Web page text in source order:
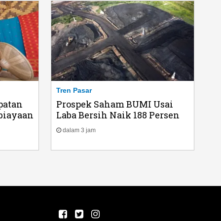
Tren Pasar
Prospek Saham BUMI Usai
Laba Bersih Naik 188 Persen
dalam 3 jam